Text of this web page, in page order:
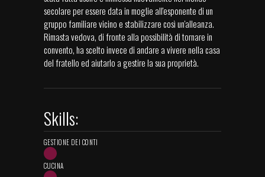
secolare per essere data in moglie all'esponente di un
gruppo familiare vicino e stabilizzare così un'alleanza.
Rimasta vedova, di fronte alla possibilità di tornare in
convento, ha scelto invece di andare a vivere nella casa
del fratello ed aiutarlo a gestire la sua proprietà.
Skills:
GESTIONE DEI CONTI
CUCINA